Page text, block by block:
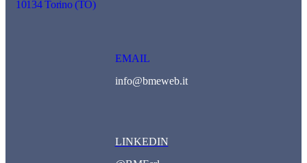
10134 Torino (TO)
EMAIL
info@bmeweb.it
LINKEDIN